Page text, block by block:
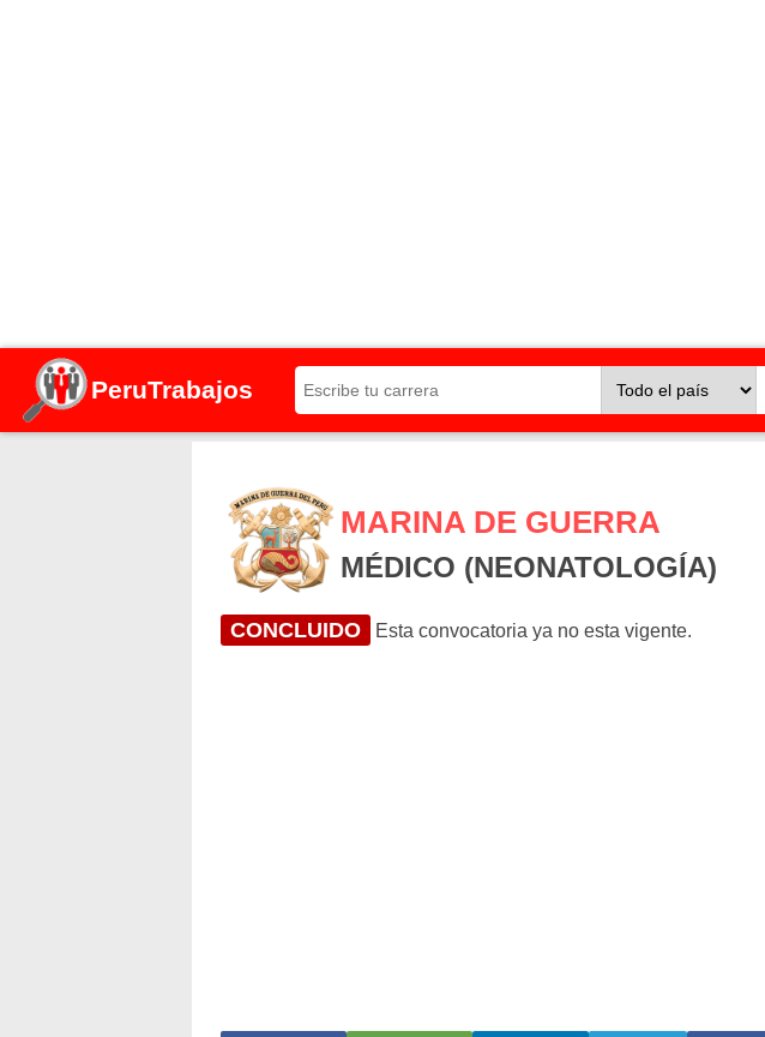
PeruTrabajos
MARINA DE GUERRA
MÉDICO (NEONATOLOGÍA)
CONCLUIDO Esta convocatoria ya no esta vigente.